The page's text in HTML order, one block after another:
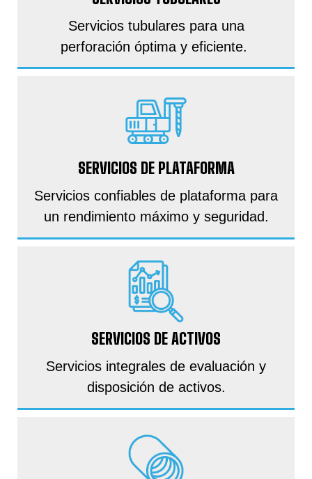
Servicios tubulares para una
perforación óptima y eficiente.
SERVICIOS DE PLATAFORMA
Servicios confiables de plataforma para
un rendimiento máximo y seguridad.
SERVICIOS DE ACTIVOS
Servicios integrales de evaluación y
disposición de activos.